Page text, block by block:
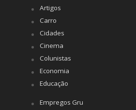
Artigos
Carro
Cidades
Cinema
Colunistas
Economia
Educação
Empregos Gru